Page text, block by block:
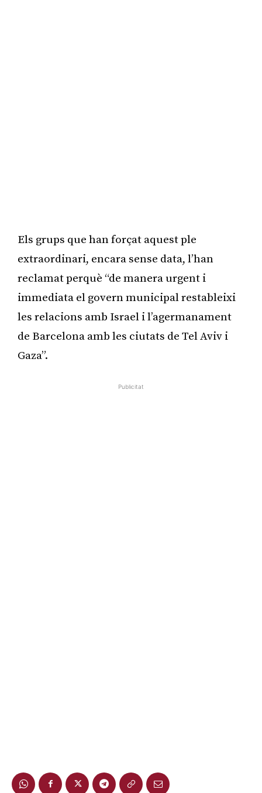
Els grups que han forçat aquest ple
extraordinari, encara sense data, l’han
reclamat perquè “de manera urgent i
immediata el govern municipal restableixi
les relacions amb Israel i l’agermanament
de Barcelona amb les ciutats de Tel Aviv i
Gaza”.
Publicitat